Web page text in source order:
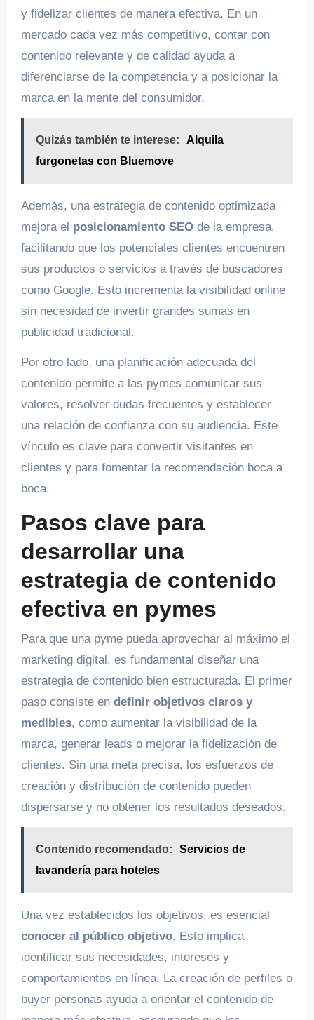
y fidelizar clientes de manera efectiva. En un
mercado cada vez más competitivo, contar con
contenido relevante y de calidad ayuda a
diferenciarse de la competencia y a posicionar la
marca en la mente del consumidor.
Quizás también te interese:
Alquila
furgonetas con Bluemove
Además, una estrategia de contenido optimizada
mejora el posicionamiento SEOde la empresa,
facilitando que los potenciales clientes encuentren
sus productos o servicios a través de buscadores
como Google. Esto incrementa la visibilidad online
sin necesidad de invertir grandes sumas en
publicidad tradicional.
Por otro lado, una planificación adecuada del
contenido permite a las pymes comunicar sus
valores, resolver dudas frecuentes y establecer
una relación de confianza con su audiencia. Este
vínculo es clave para convertir visitantes en
clientes y para fomentar la recomendación boca a
boca.
Pasos clave para
desarrollar una
estrategia de contenido
efectiva en pymes
Para que una pyme pueda aprovechar al máximo el
marketing digital, es fundamental diseñar una
estrategia de contenido bien estructurada. El primer
paso consiste en definir objetivos claros y
medibles, como aumentar la visibilidad de la
marca, generar leads o mejorar la fidelización de
clientes. Sin una meta precisa, los esfuerzos de
creación y distribución de contenido pueden
dispersarse y no obtener los resultados deseados.
Contenido recomendado:
Servicios de
lavandería para hoteles
Una vez establecidos los objetivos, es esencial
conocer al público objetivo. Esto implica
identificar sus necesidades, intereses y
comportamientos en línea. La creación de perfiles o
buyer personas ayuda a orientar el contenido de